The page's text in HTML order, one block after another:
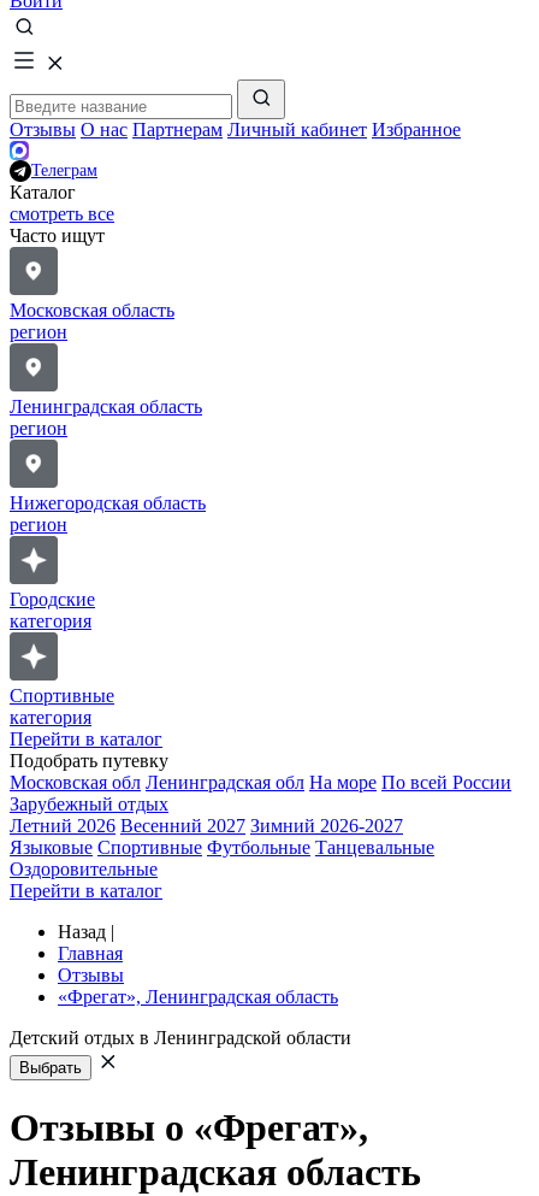
Отзывы О нас Партнерам Личный кабинет Избранное
Телеграм
Каталог
смотреть все
Часто ищут
Московская область
регион
Ленинградская область
регион
Нижегородская область
регион
Городские
категория
Спортивные
категория
Перейти в каталог
Подобрать путевку
Московская обл Ленинградская обл На море По всей России
Зарубежный отдых
Летний 2026 Весенний 2027 Зимний 2026-2027
Языковые Спортивные Футбольные Танцевальные
Оздоровительные
Перейти в каталог
Назад |
Главная
Отзывы
«Фрегат», Ленинградская область
Детский отдых в Ленинградской области
Выбрать
Отзывы о «Фрегат»,
Ленинградская область